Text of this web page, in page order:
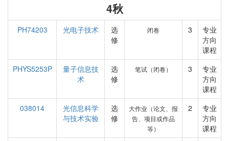
4秋
PH74203 光电子技术
选
修
闭卷 3
专业
方向
课程
PHYS5253P
量子信息技
术
选
修
笔试（闭卷） 3
专业
方向
课程
038014
光信息科学
与技术实验
选
修
大作业（论文、报
告、项目或作品
等）
2
专业
方向
课程